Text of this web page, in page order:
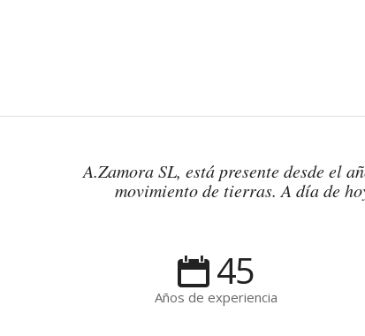
A.Zamora SL, está presente desde el
movimiento de tierras. A día de
45
Años de experiencia